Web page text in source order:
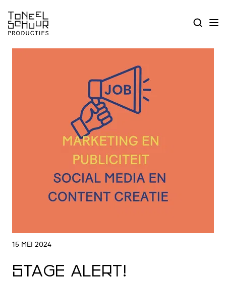
15 MEI 2024
STAGE ALERT!